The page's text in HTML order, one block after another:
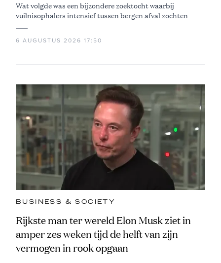
Wat volgde was een bijzondere zoektocht waarbij
vuilnisophalers intensief tussen bergen afval zochten
6 AUGUSTUS 2026 17:50
BUSINESS & SOCIETY
Rijkste man ter wereld Elon Musk ziet in
amper zes weken tijd de helft van zijn
vermogen in rook opgaan